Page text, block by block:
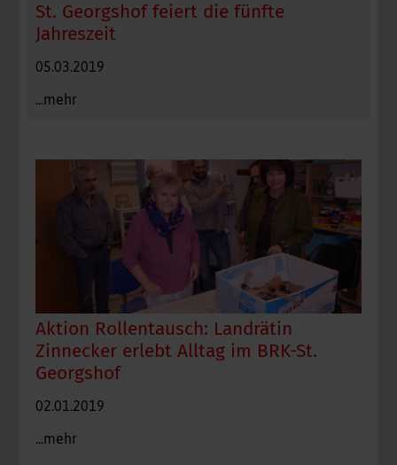
St. Georgshof feiert die fünfte
Jahreszeit
05.03.2019
...mehr
Aktion Rollentausch: Landrätin
Zinnecker erlebt Alltag im BRK-St.
Georgshof
02.01.2019
...mehr